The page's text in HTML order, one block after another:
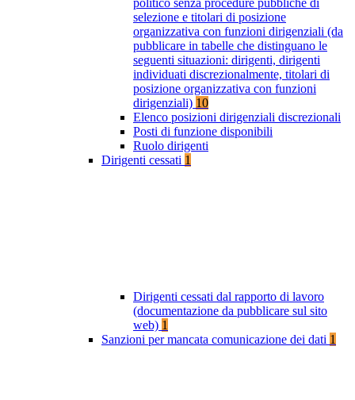
politico senza procedure pubbliche di
selezione e titolari di posizione
organizzativa con funzioni dirigenziali (da
pubblicare in tabelle che distinguano le
seguenti situazioni: dirigenti, dirigenti
individuati discrezionalmente, titolari di
posizione organizzativa con funzioni
dirigenziali) 10
Elenco posizioni dirigenziali discrezionali
Posti di funzione disponibili
Ruolo dirigenti
Dirigenti cessati 1
Dirigenti cessati dal rapporto di lavoro
(documentazione da pubblicare sul sito
web) 1
Sanzioni per mancata comunicazione dei dati 1